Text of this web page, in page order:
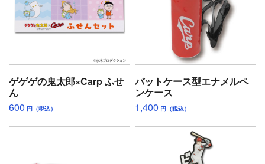
ゲゲゲの鬼太郎×Carp ふせ
ん
600 円（税込）
バットケース型エナメルペ
ンケース
1,400 円（税込）